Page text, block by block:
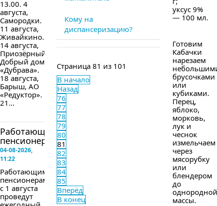
13.00. 4
августа,
Самородки.
11 августа,
Живайкино.
14 августа,
Приозёрный,
Добрый дом
«Дубрава».
18 августа,
Барыш, АО
«Редуктор».
21...
Работающим
пенсионерам...
04-08-2026,
11:22
Работающим
пенсионерам
с 1 августа
проведут
Кому на
диспансеризацию?
Страница 81 из 101
В начало
Назад
76
77
78
79
80
81
82
83
84
85
Вперёд
В конец
уксус 9%
— 100 мл.
Готовим
Кабачки
нарезаем
брусочками
или
кубиками.
Перец,
яблоко,
морковь,
лук и
чеснок
измельчаем
через
мясорубку
или
блендером
до
однородной
массы.